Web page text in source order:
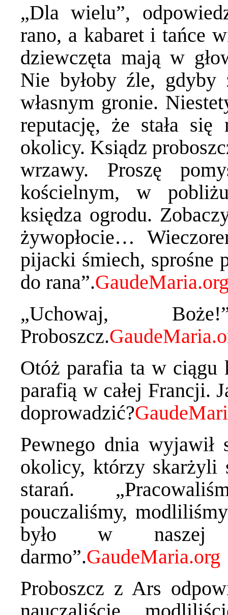
„Dla wielu”,
rano, a kabaret i tańce
dziewczęta mają w
Nie byłoby źle,
własnym gronie.
reputację, że stała się
okolicy. Ksiądz
wrzawy. Proszę
kościelnym, w
księdza ogrodu.
żywopłocie…
pijacki śmiech, sprośne
do rana”.
„Uchowaj,
Proboszcz.
Otóż parafia ta w ciągu
parafią w całej Francji.
doprowadzić?
Pewnego dnia wyjawił
okolicy, którzy skarżyli
starań.
pouczaliśmy,
było w naszej
darmo”.
Proboszcz z Ars